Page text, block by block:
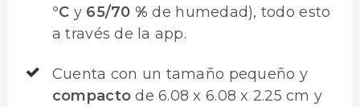
°C y 65/70 % de humedad), todo esto
a través de la app.
Cuenta con un tamaño pequeño y
compacto de 6.08 x 6.08 x 2.25 cm y